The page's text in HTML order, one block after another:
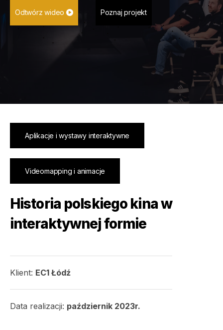
Odtwórz wideo Poznaj projekt
Aplikacje i wystawy interaktywne
Videomapping i animacje
Historia polskiego kina w
interaktywnej formie
Klient: EC1 Łódź
Data realizacji: październik 2023r.